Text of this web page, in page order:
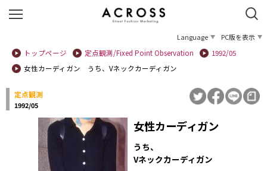
Language
PC版を表示
トップページ
定点観測/Fixed Point Observation
1992/05
女性カーディガン うち、Vネックカーディガン
定点観測
1992/05
女性カーディガン
うち、
Vネックカーディガン